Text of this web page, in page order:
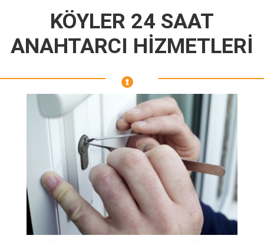
KÖYLER 24 SAAT
ANAHTARCI HİZMETLERİ